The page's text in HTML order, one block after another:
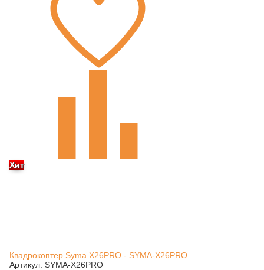
Хит
Квадрокоптер Syma X26PRO - SYMA-X26PRO
Артикул: SYMA-X26PRO